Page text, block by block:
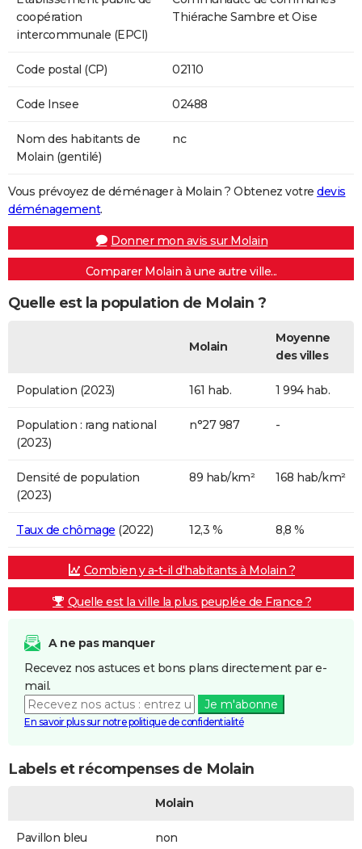
coopération
intercommunale (EPCI)
Thiérache Sambre et Oise
Code postal (CP) 02110
Code Insee 02488
Nom des habitants de
Molain (gentilé)
nc
Vous prévoyez de déménager à Molain ? Obtenez votre devis
déménagement.
Donner mon avis sur Molain
Comparer Molain à une autre ville...
Quelle est la population de Molain ?
Molain
Moyenne
des villes
Population (2023) 161 hab. 1 994 hab.
Population : rang national
(2023)
n°27 987 -
Densité de population
(2023)
89 hab/km² 168 hab/km²
Taux de chômage (2022) 12,3 % 8,8 %
Combien y a-t-il d'habitants à Molain ?
Quelle est la ville la plus peuplée de France ?
A ne pas manquer
Recevez nos astuces et bons plans directement par e-
mail.
Je m'abonne
En savoir plus sur notre politique de confidentialité
Labels et récompenses de Molain
Molain
Pavillon bleu non